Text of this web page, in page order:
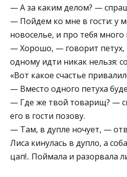
— А за каким делом? —
— Пойдем ко мне в гости: у
новоселье, и про тебя
— Хорошо, — говорит
одному идти никак нельзя:
«Вот какое счастье
— Вместо одного петуха
— Где же твой товарищ? —
его в гости позову.
— Там, в дупле ночует, —
Лиса кинулась в дупло, а
цап!.. Поймала и разорвала